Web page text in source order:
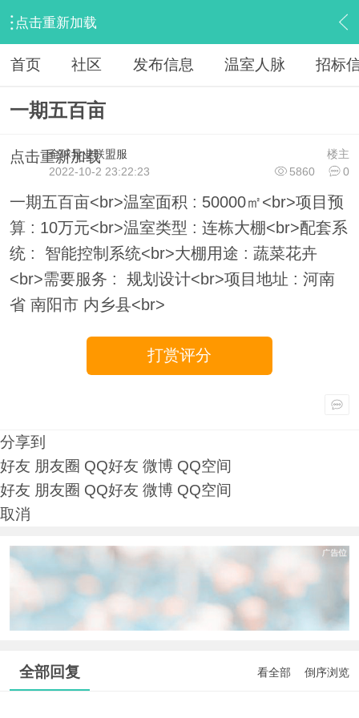
点击重新加载
› 温室商圈 › 温室供求 › 内容
首页 社区 发布信息 温室人脉 招标
一期五百亩
点击重新加载 楼主
全球异业联盟服
5860
0
2022-10-2 23:22:23
一期五百亩<br>温室面积 : 50000㎡<br>项目预
算 : 10万元<br>温室类型 : 连栋大棚<br>配套系
统 : 智能控制系统<br>大棚用途 : 蔬菜花卉
<br>需要服务 : 规划设计<br>项目地址 : 河南
省 南阳市 内乡县<br>
打赏评分
分享到
好友 朋友圈 QQ好友 微博 QQ空间
好友 朋友圈 QQ好友 微博 QQ空间
取消
全部回复 看全部 倒序浏览